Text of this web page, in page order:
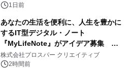
開催～
1日前
あなたの生活を便利に、人生を豊かに
するIT型デジタル・ノート
『MyLifeNote』がアイデア募集 優
秀賞100名に1年間無償試用
株式会社プロスパー クリエイティブ
2時間前